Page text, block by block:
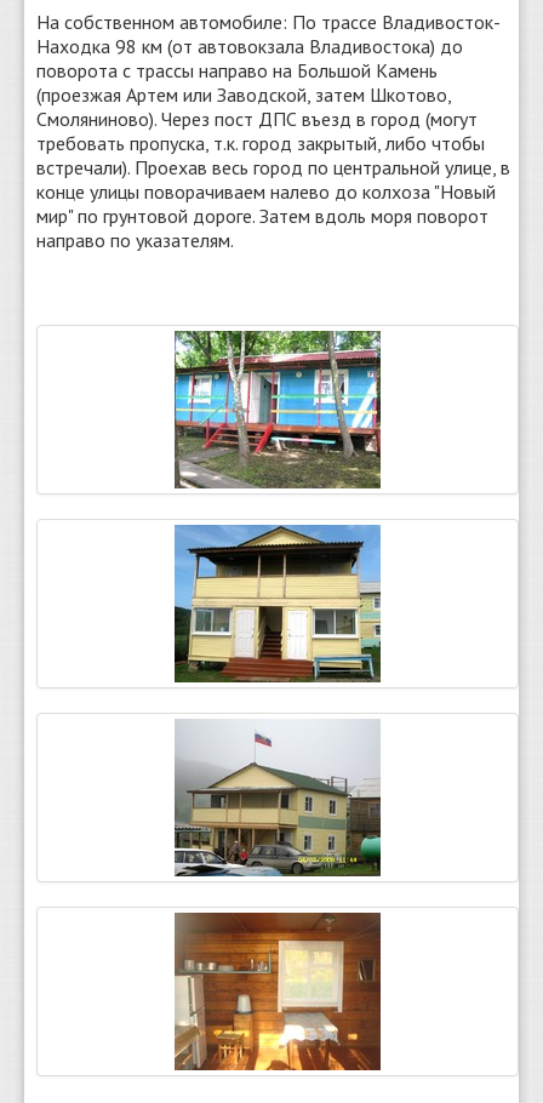
На собственном автомобиле: По трассе Владивосток-
Находка 98 км (от автовокзала Владивостока) до
поворота с трассы направо на Большой Камень
(проезжая Артем или Заводской, затем Шкотово,
Смоляниново). Через пост ДПС въезд в город (могут
требовать пропуска, т.к. город закрытый, либо чтобы
встречали). Проехав весь город по центральной улице, в
конце улицы поворачиваем налево до колхоза "Новый
мир" по грунтовой дороге. Затем вдоль моря поворот
направо по указателям.